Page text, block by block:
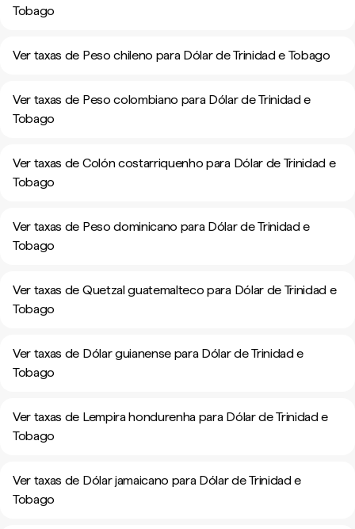
Tobago
Ver taxas de Peso chileno para Dólar de Trinidad e Tobago
Ver taxas de Peso colombiano para Dólar de Trinidad e
Tobago
Ver taxas de Colón costarriquenho para Dólar de Trinidad e
Tobago
Ver taxas de Peso dominicano para Dólar de Trinidad e
Tobago
Ver taxas de Quetzal guatemalteco para Dólar de Trinidad e
Tobago
Ver taxas de Dólar guianense para Dólar de Trinidad e
Tobago
Ver taxas de Lempira hondurenha para Dólar de Trinidad e
Tobago
Ver taxas de Dólar jamaicano para Dólar de Trinidad e
Tobago